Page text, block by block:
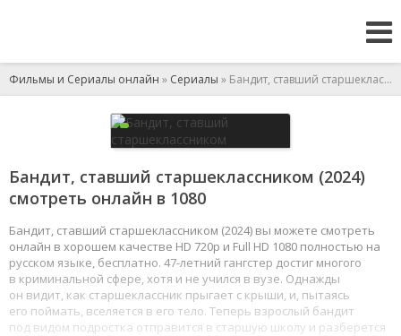
Фильмы и Сериалы онлайн » Сериалы » Бандит, ставший старшеклассником
Бандит, ставший старшеклассником (2024)
смотреть онлайн в 1080
Бандит, ставший старшеклассником (2024) вы можете смотреть
онлайн в хорошем качестве HD 720p и Full HD 1080 полностью на
русском языке, бесплатно. 47-летний гангстер достиг многого
в криминальной сфере, хотя и не учился в вузе. Однажды
он видит, как старшеклассник прыгает с крыши, и, пытаясь
его поймать, вселяется в его тело. Теперь взрослый бандит
под видом подростка отправится в старшую школу и разберется